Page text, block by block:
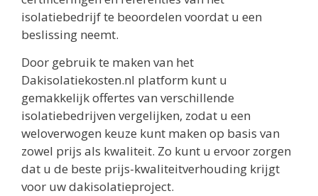
isolatiebedrijf te beoordelen voordat u een
beslissing neemt.
Door gebruik te maken van het
Dakisolatiekosten.nl platform kunt u
gemakkelijk offertes van verschillende
isolatiebedrijven vergelijken, zodat u een
weloverwogen keuze kunt maken op basis van
zowel prijs als kwaliteit. Zo kunt u ervoor zorgen
dat u de beste prijs-kwaliteitverhouding krijgt
voor uw dakisolatieproject.